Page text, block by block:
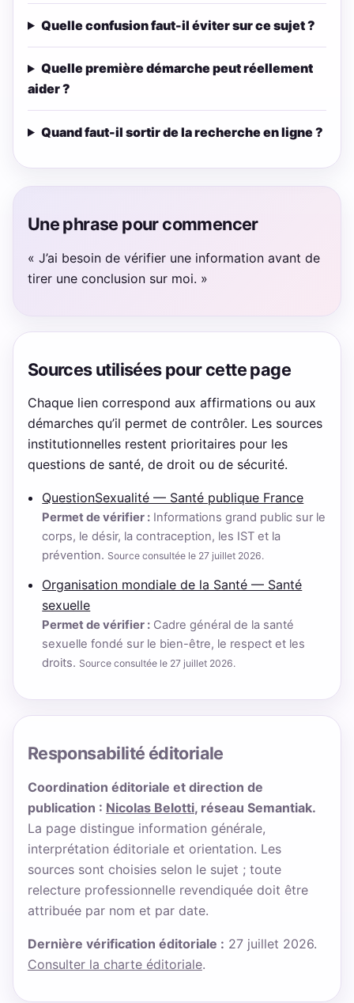
Quelle confusion faut-il éviter sur ce sujet ?
Quelle première démarche peut réellement
aider ?
Quand faut-il sortir de la recherche en ligne ?
Une phrase pour commencer
« J’ai besoin de vérifier une information avant de
tirer une conclusion sur moi. »
Sources utilisées pour cette page
Chaque lien correspond aux affirmations ou aux
démarches qu’il permet de contrôler. Les sources
institutionnelles restent prioritaires pour les
questions de santé, de droit ou de sécurité.
QuestionSexualité — Santé publique France
Permet de vérifier : Informations grand public sur le
corps, le désir, la contraception, les IST et la
prévention. Source consultée le 27 juillet 2026.
Organisation mondiale de la Santé — Santé
sexuelle
Permet de vérifier : Cadre général de la santé
sexuelle fondé sur le bien-être, le respect et les
droits. Source consultée le 27 juillet 2026.
Responsabilité éditoriale
Coordination éditoriale et direction de
publication : Nicolas Belotti, réseau Semantiak.
La page distingue information générale,
interprétation éditoriale et orientation. Les
sources sont choisies selon le sujet ; toute
relecture professionnelle revendiquée doit être
attribuée par nom et par date.
Dernière vérification éditoriale : 27 juillet 2026.
Consulter la charte éditoriale.